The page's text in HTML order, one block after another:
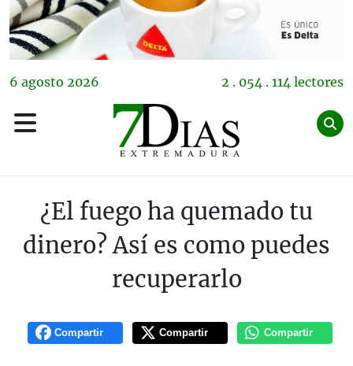
6 agosto 2026 2 . 054 . 114 lectores
¿El fuego ha quemado tu
dinero? Así es como puedes
recuperarlo
Compartir Compartir Compartir